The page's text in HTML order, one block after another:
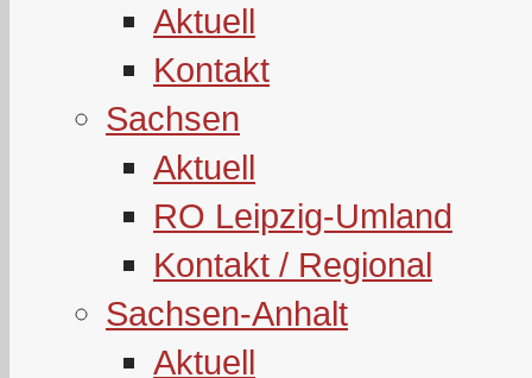
Aktuell
Kontakt
Sachsen
Aktuell
RO Leipzig-Umland
Kontakt / Regional
Sachsen-Anhalt
Aktuell